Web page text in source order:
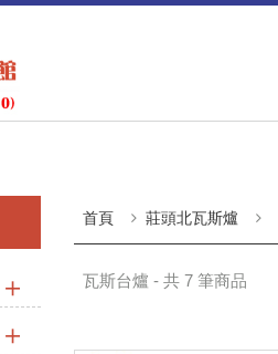
首頁 莊頭北瓦斯爐
瓦斯台爐 - 共 7 筆商品